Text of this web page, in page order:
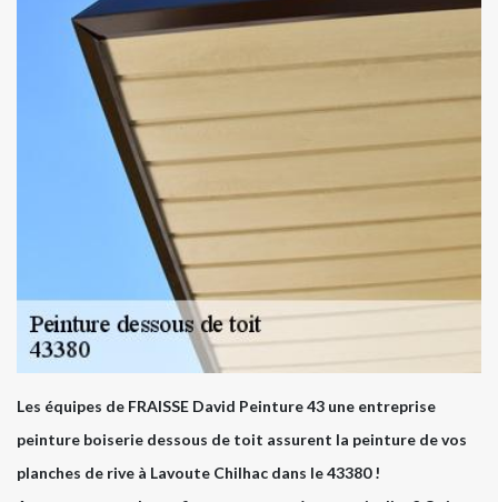
Les équipes de FRAISSE David Peinture 43 une entreprise
peinture boiserie dessous de toit assurent la peinture de vos
planches de rive à Lavoute Chilhac dans le 43380 !